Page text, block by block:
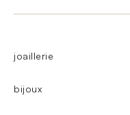
joaillerie
bijoux